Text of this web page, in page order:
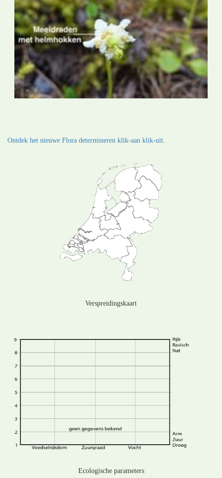
Ontdek het nieuwe Flora determineren klik-aan klik-uit.
Verspreidingskaart
Ecologische parameters